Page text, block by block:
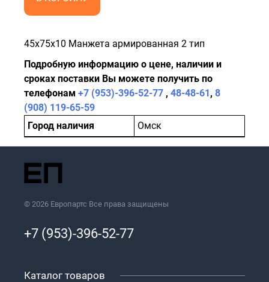
45x75x10 Манжета армированная 2 тип
Подробную информацию о цене, наличии и
сроках поставки Вы можете получить по
телефонам +7 (953)-396-52-77 , 48-48-61, 8
(908) 119-65-59
Город наличия
Омск
© 2026 Европартс Все права защищены
+7 (953)-396-52-77
Каталог товаров